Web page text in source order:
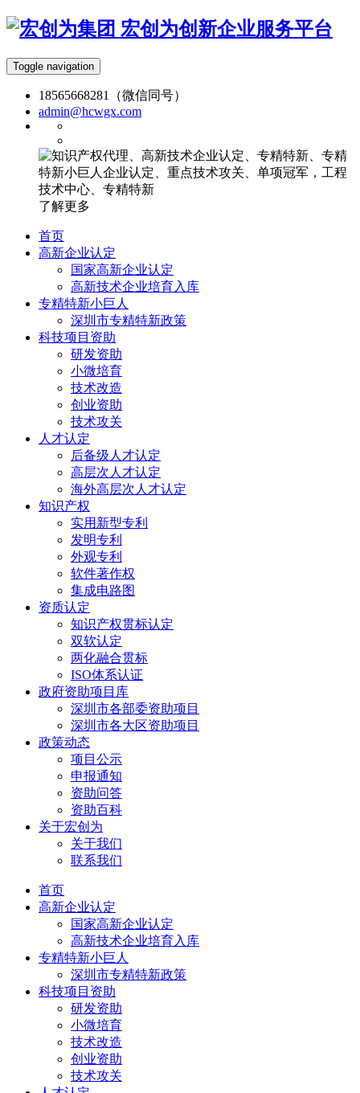
宏创为创新企业服务平台
Toggle navigation
18565668281（微信同号）
admin@hcwgx.com
了解更多
首页
高新企业认定
国家高新企业认定
高新技术企业培育入库
专精特新小巨人
深圳市专精特新政策
科技项目资助
研发资助
小微培育
技术改造
创业资助
技术攻关
人才认定
后备级人才认定
高层次人才认定
海外高层次人才认定
知识产权
实用新型专利
发明专利
外观专利
软件著作权
集成电路图
资质认定
知识产权贯标认定
双软认定
两化融合贯标
ISO体系认证
政府资助项目库
深圳市各部委资助项目
深圳市各大区资助项目
政策动态
项目公示
申报通知
资助问答
资助百科
关于宏创为
关于我们
联系我们
首页
高新企业认定
国家高新企业认定
高新技术企业培育入库
专精特新小巨人
深圳市专精特新政策
科技项目资助
研发资助
小微培育
技术改造
创业资助
技术攻关